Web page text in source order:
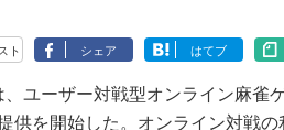
ト シェア はてブ
ユーザー対戦型オンライン麻雀
供を開始した。オンライン対戦